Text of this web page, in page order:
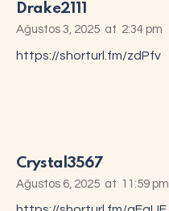
Drake2111
Ağustos 3, 2025 at 2:34 pm
https://shorturl.fm/zdPfv
Crystal3567
Ağustos 6, 2025 at 11:59 pm